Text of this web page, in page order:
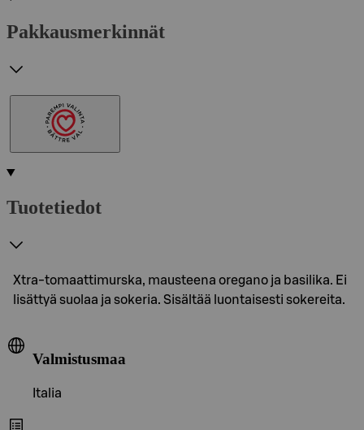
Pakkausmerkinnät
Tuotetiedot
Xtra-tomaattimurska, mausteena oregano ja basilika. Ei
lisättyä suolaa ja sokeria. Sisältää luontaisesti sokereita.
Valmistusmaa
Italia